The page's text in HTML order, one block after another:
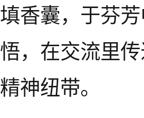
填香囊，于芬
悟，在交流里
精神纽带。